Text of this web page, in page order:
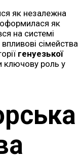
як незалежна
як
на системі
сімейства
генуезької
ключову роль у